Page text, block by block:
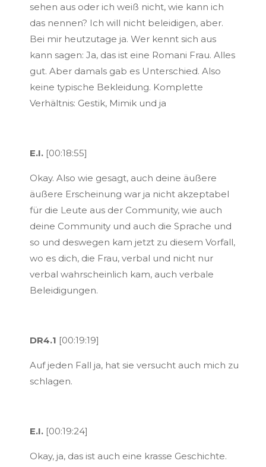
sehen aus oder ich weiß nicht, wie kann ich
das nennen? Ich will nicht beleidigen, aber.
Bei mir heutzutage ja. Wer kennt sich aus
kann sagen: Ja, das ist eine Romani Frau. Alles
gut. Aber damals gab es Unterschied. Also
keine typische Bekleidung. Komplette
Verhältnis: Gestik, Mimik und ja
E.I. [00:18:55]
Okay. Also wie gesagt, auch deine äußere
äußere Erscheinung war ja nicht akzeptabel
für die Leute aus der Community, wie auch
deine Community und auch die Sprache und
so und deswegen kam jetzt zu diesem Vorfall,
wo es dich, die Frau, verbal und nicht nur
verbal wahrscheinlich kam, auch verbale
Beleidigungen.
DR4.1 [00:19:19]
Auf jeden Fall ja, hat sie versucht auch mich zu
schlagen.
E.I. [00:19:24]
Okay, ja, das ist auch eine krasse Geschichte.